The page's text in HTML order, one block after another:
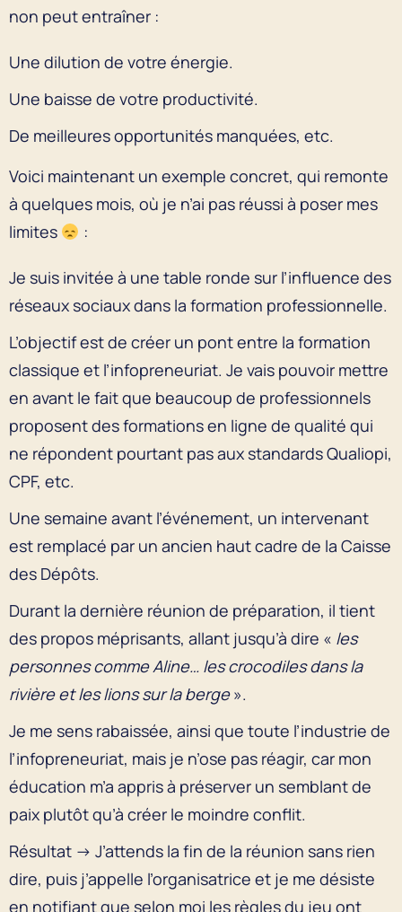
non peut entraîner :
Une dilution de votre énergie.
Une baisse de votre productivité.
De meilleures opportunités manquées, etc.
Voici maintenant un exemple concret, qui remonte
à quelques mois, où je n’ai pas réussi à poser mes
limites
:
Je suis invitée à une table ronde sur l’influence des
réseaux sociaux dans la formation professionnelle.
L’objectif est de créer un pont entre la formation
classique et l’infopreneuriat. Je vais pouvoir mettre
en avant le fait que beaucoup de professionnels
proposent des formations en ligne de qualité qui
ne répondent pourtant pas aux standards Qualiopi,
CPF, etc.
Une semaine avant l’événement, un intervenant
est remplacé par un ancien haut cadre de la Caisse
des Dépôts.
Durant la dernière réunion de préparation, il tient
des propos méprisants, allant jusqu’à dire « les
personnes comme Aline… les crocodiles dans la
rivière et les lions sur la berge».
Je me sens rabaissée, ainsi que toute l’industrie de
l’infopreneuriat, mais je n’ose pas réagir, car mon
éducation m’a appris à préserver un semblant de
paix plutôt qu’à créer le moindre conflit.
Résultat → J’attends la fin de la réunion sans rien
dire, puis j’appelle l’organisatrice et je me désiste
en notifiant que selon moi les règles du jeu ont